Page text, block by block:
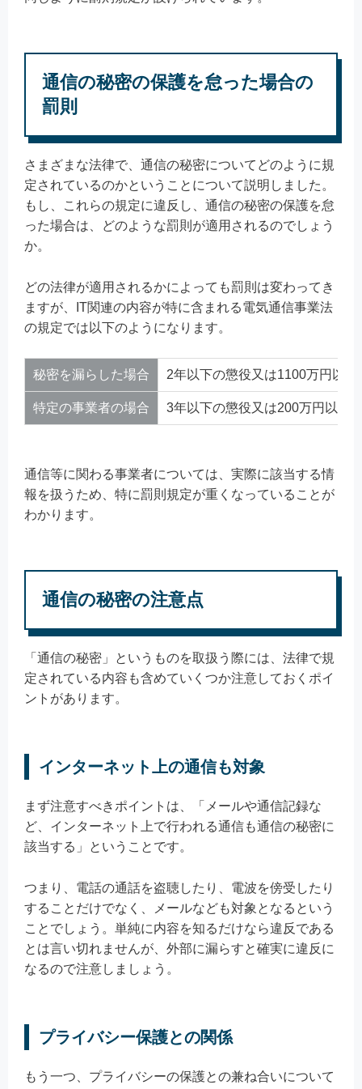
通信の秘密の保護を怠った場合の
罰則
さまざまな法律で、通信の秘密についてどのように規
定されているのかということについて説明しました。
もし、これらの規定に違反し、通信の秘密の保護を怠
った場合は、どのような罰則が適用されるのでしょう
か。
どの法律が適用されるかによっても罰則は変わってき
ますが、IT関連の内容が特に含まれる電気通信事業法
の規定では以下のようになります。
秘密を漏らした場合 2年以下の懲役又は1100万円以下
特定の事業者の場合 3年以下の懲役又は200万円以下
通信等に関わる事業者については、実際に該当する情
報を扱うため、特に罰則規定が重くなっていることが
わかります。
通信の秘密の注意点
「通信の秘密」というものを取扱う際には、法律で規
定されている内容も含めていくつか注意しておくポイ
ントがあります。
インターネット上の通信も対象
まず注意すべきポイントは、「メールや通信記録な
ど、インターネット上で行われる通信も通信の秘密に
該当する」ということです。
つまり、電話の通話を盗聴したり、電波を傍受したり
することだけでなく、メールなども対象となるという
ことでしょう。単純に内容を知るだけなら違反である
とは言い切れませんが、外部に漏らすと確実に違反に
なるので注意しましょう。
プライバシー保護との関係
もう一つ、プライバシーの保護との兼ね合いについて